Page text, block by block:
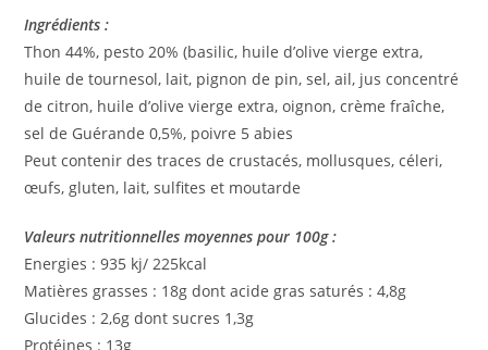
Ingrédients :
Thon 44%, pesto 20% (basilic, huile d’olive vierge extra,
huile de tournesol, lait, pignon de pin, sel, ail, jus concentré
de citron, huile d’olive vierge extra, oignon, crème fraîche,
sel de Guérande 0,5%, poivre 5 abies
Peut contenir des traces de crustacés, mollusques, céleri,
œufs, gluten, lait, sulfites et moutarde
Valeurs nutritionnelles moyennes pour 100g :
Energies : 935 kj/ 225kcal
Matières grasses : 18g dont acide gras saturés : 4,8g
Glucides : 2,6g dont sucres 1,3g
Protéines : 13g